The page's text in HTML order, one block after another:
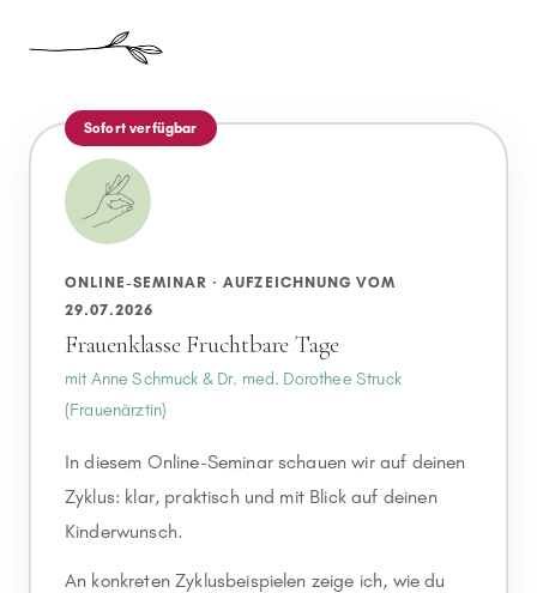
Sofort verfügbar
ONLINE-SEMINAR · AUFZEICHNUNG VOM
29.07.2026
Frauenklasse Fruchtbare Tage
mit Anne Schmuck & Dr. med. Dorothee Struck
(Frauenärztin)
In diesem Online-Seminar schauen wir auf deinen
Zyklus: klar, praktisch und mit Blick auf deinen
Kinderwunsch.
An konkreten Zyklusbeispielen zeige ich, wie du